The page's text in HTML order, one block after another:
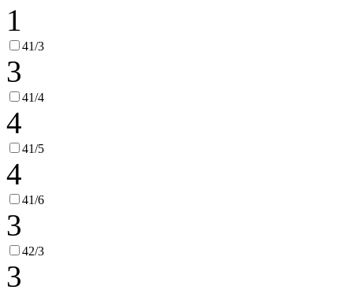
1
41/3
3
41/4
4
41/5
4
41/6
3
42/3
3